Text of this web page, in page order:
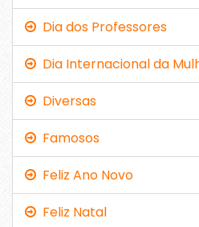
Dia dos Professores
Dia Internacional da
Diversas
Famosos
Feliz Ano Novo
Feliz Natal